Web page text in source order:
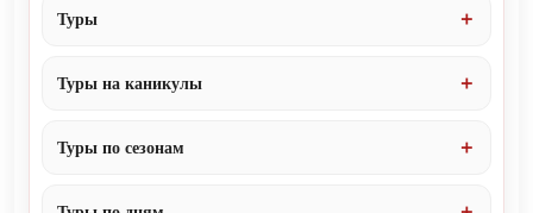
Туры
Туры на каникулы
Туры по сезонам